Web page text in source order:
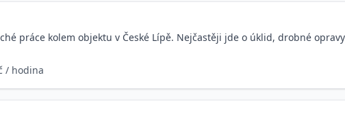
práce kolem objektu v České Lípě. Nejčastěji jde o úklid, drobné
/ hodina